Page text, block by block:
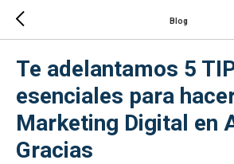
Blog
Te adelantamos 5
esenciales para
Marketing Digital en
Gracias